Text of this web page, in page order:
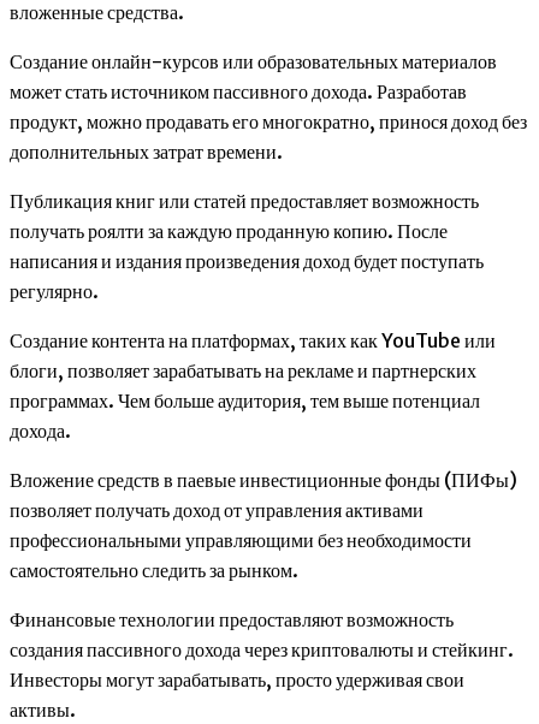
вложенные средства.
Создание онлайн-курсов или образовательных материалов
может стать источником пассивного дохода. Разработав
продукт, можно продавать его многократно, принося доход без
дополнительных затрат времени.
Публикация книг или статей предоставляет возможность
получать роялти за каждую проданную копию. После
написания и издания произведения доход будет поступать
регулярно.
Создание контента на платформах, таких как YouTube или
блоги, позволяет зарабатывать на рекламе и партнерских
программах. Чем больше аудитория, тем выше потенциал
дохода.
Вложение средств в паевые инвестиционные фонды (ПИФы)
позволяет получать доход от управления активами
профессиональными управляющими без необходимости
самостоятельно следить за рынком.
Финансовые технологии предоставляют возможность
создания пассивного дохода через криптовалюты и стейкинг.
Инвесторы могут зарабатывать, просто удерживая свои
активы.